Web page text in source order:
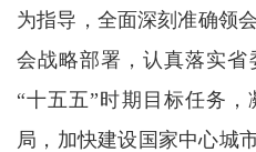
为指导，全面深刻准确领
会战略部署，认真落实
“十五五”时期目标任务
局，加快建设国家中心城